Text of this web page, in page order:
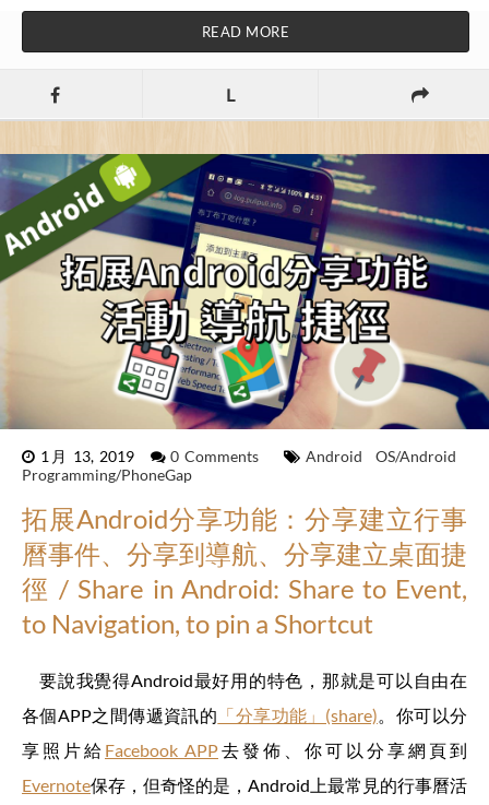
READ MORE
L
1月 13, 2019 0 Comments Android
OS/Android
Programming/PhoneGap
拓展Android分享功能：分享建立行事
曆事件、分享到導航、分享建立桌面捷
徑 / Share in Android: Share to Event,
to Navigation, to pin a Shortcut
要說我覺得Android最好用的特色，那就是可以自由在
各個APP之間傳遞資訊的 「分享功能」(share) 。你可以分
享照片給 Facebook APP去發佈、你可以分享網頁到
Evernote保存，但奇怪的是，Android上最常見的行事曆活